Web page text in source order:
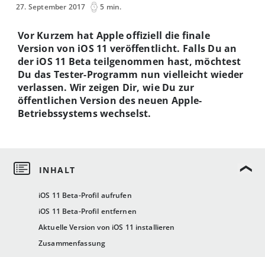
27. September 2017 5 min.
iOS 11 Beta-Profil aufrufen
iOS 11 Beta-Profil entfernen
Aktuelle Version von iOS 11 installieren
Zusammenfassung
Vor Kurzem hat Apple offiziell die finale
Version von iOS 11 veröffentlicht. Falls Du an
der iOS 11 Beta teilgenommen hast, möchtest
Du das Tester-Programm nun vielleicht wieder
verlassen. Wir zeigen Dir, wie Du zur
öffentlichen Version des neuen Apple-
Betriebssystems wechselst.